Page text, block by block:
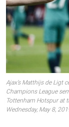
Ajax’s Matthijs de Ligt
Champions League
Tottenham Hotspur at
Wednesday, May 8,